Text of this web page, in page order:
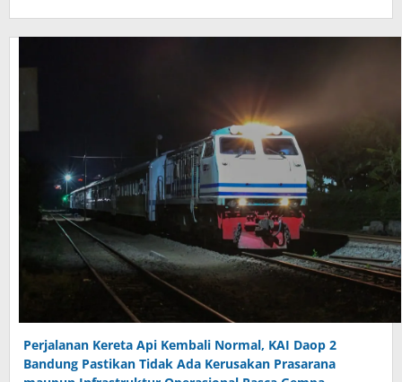
Perjalanan Kereta Api Kembali Normal, KAI Daop 2
Bandung Pastikan Tidak Ada Kerusakan Prasarana